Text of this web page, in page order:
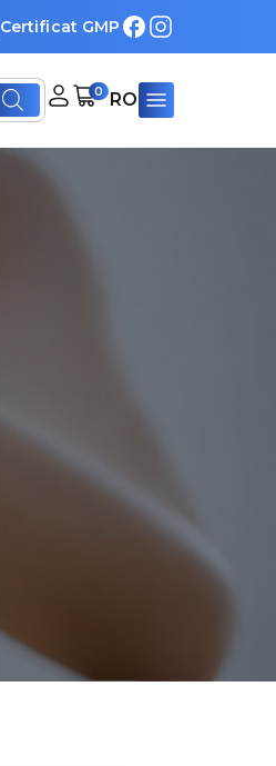
Certificat GMP
0 RO